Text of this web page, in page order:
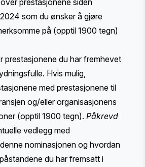
som du ønsker å gjøre
på (opptil 1900 tegn)
prestasjonene du har fremhevet
Hvis mulig,
med prestasjonene til
og/eller organisasjonens
(opptil 1900 tegn). Påkrevd
vedlegg med
nominasjonen og hvordan
du har fremsatt i